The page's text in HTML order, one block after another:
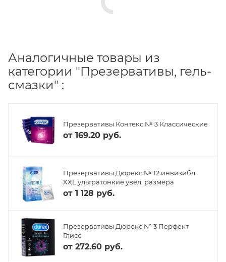
Аналогичные товары из
категории "Презервативы, гель-
смазки" :
Презервативы Контекс № 3 Классические
от 169.20 руб.
Презервативы Дюрекс № 12 инвизибл
XXL ультратонкие увел. размера
от 1 128 руб.
Презервативы Дюрекс № 3 Перфект
Глисс
от 272.60 руб.